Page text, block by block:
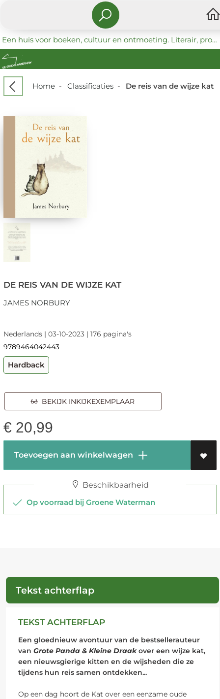
Een huis voor boeken, cultuur en ontmoeting. Literair, progressief en coöperatief.
Home- Classificaties- De reis van de wijze kat
DE REIS VAN DE WIJZE KAT
JAMES NORBURY
Nederlands | 03-10-2023 | 176 pagina's
9789464042443
Hardback
BEKIJK INKIJKEXEMPLAAR
€ 20,99
Toevoegen aan winkelwagen
Beschikbaarheid
Op voorraad bij Groene Waterman
Tekst achterflap
TEKST ACHTERFLAP
Een gloednieuw avontuur van de bestsellerauteur
van Grote Panda & Kleine Draakover een wijze kat,
een nieuwsgierige kitten en de wijsheden die ze
tijdens hun reis samen ontdekken...
Op een dag hoort de Kat over een eenzame oude